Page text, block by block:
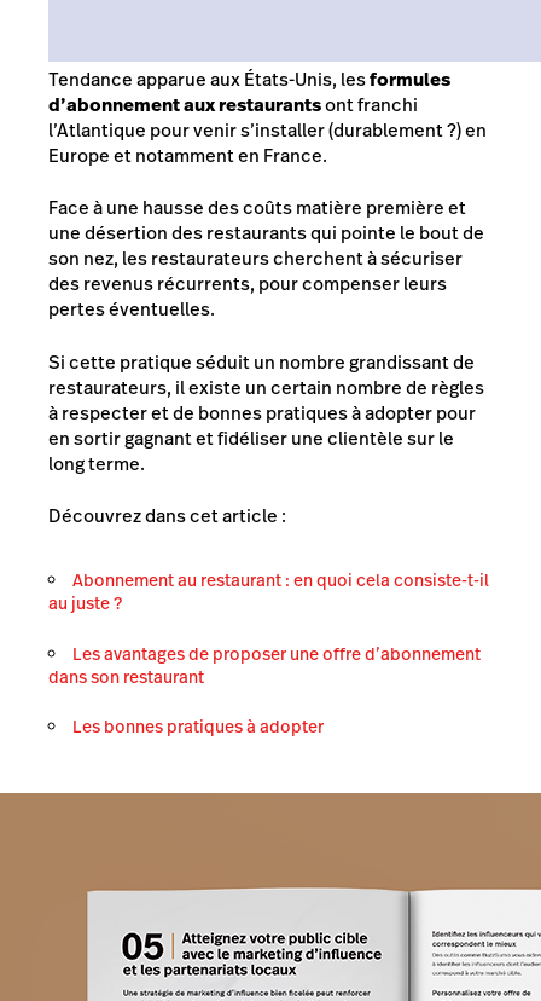
Tendance apparue aux États-Unis, lesformules
d’abonnement aux restaurantsont franchi
l’Atlantique pour venir s’installer (durablement ?) en
Europe et notamment en France.
Face à une hausse des coûts matière première et
une désertion des restaurants qui pointe le bout de
son nez, les restaurateurs cherchent à sécuriser
des revenus récurrents, pour compenser leurs
pertes éventuelles.
Si cette pratique séduit un nombre grandissant de
restaurateurs, il existe un certain nombre de règles
à respecter et de bonnes pratiques à adopter pour
en sortir gagnant et fidéliser une clientèle sur le
long terme.
Découvrez dans cet article :
Abonnement au restaurant : en quoi cela consiste-t-il
au juste ?
Les avantages de proposer une offre d’abonnement
dans son restaurant
Les bonnes pratiques à adopter